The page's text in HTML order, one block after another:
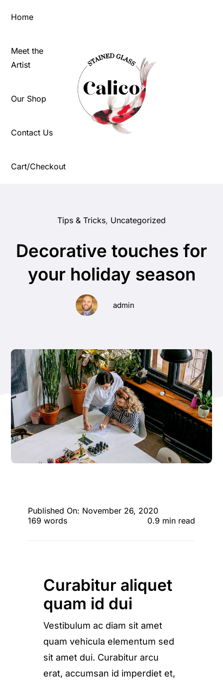
Home
Meet the
Artist
Our Shop
Contact Us
Cart/Checkout
Tips & Tricks, Uncategorized
Decorative touches for
your holiday season
admin
Published On: November 26, 2020
169 words
0.9 min read
Curabitur aliquet
quam id dui
Vestibulum ac diam sit amet
quam vehicula elementum sed
sit amet dui. Curabitur arcu
erat, accumsan id imperdiet et,